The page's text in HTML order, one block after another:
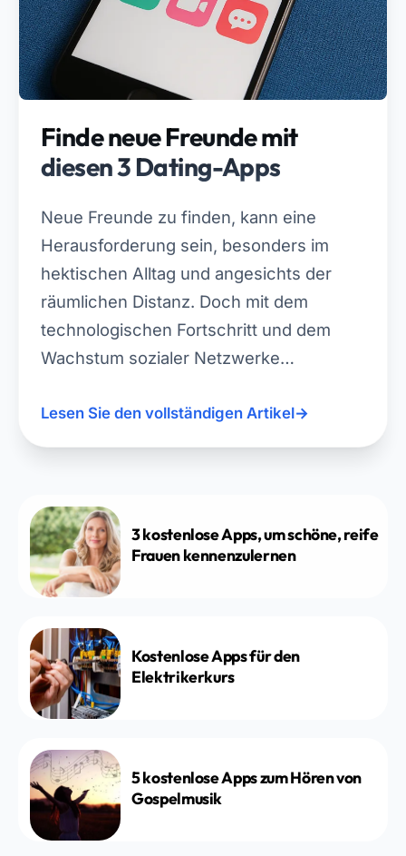
Finde neue Freunde mit
diesen 3 Dating-Apps
Neue Freunde zu finden, kann eine
Herausforderung sein, besonders im
hektischen Alltag und angesichts der
räumlichen Distanz. Doch mit dem
technologischen Fortschritt und dem
Wachstum sozialer Netzwerke…
Lesen Sie den vollständigen Artikel→
3 kostenlose Apps, um schöne, reife
Frauen kennenzulernen
Kostenlose Apps für den
Elektrikerkurs
5 kostenlose Apps zum Hören von
Gospelmusik